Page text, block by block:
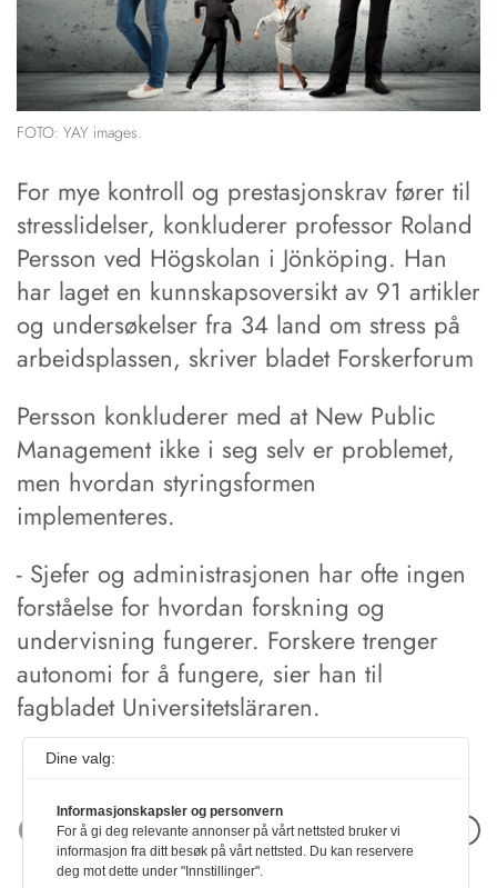
FOTO: YAY images.
For mye kontroll og prestasjonskrav fører til
stresslidelser, konkluderer professor Roland
Persson ved Högskolan i Jönköping. Han
har laget en kunnskapsoversikt av 91 artikler
og undersøkelser fra 34 land om stress på
arbeidsplassen, skriver bladet Forskerforum
Persson konkluderer med at New Public
Management ikke i seg selv er problemet,
men hvordan styringsformen
implementeres.
- Sjefer og administrasjonen har ofte ingen
forståelse for hvordan forskning og
undervisning fungerer. Forskere trenger
autonomi for å fungere, sier han til
fagbladet Universitetsläraren.
Neste artikkel
Dine valg:
Informasjonskapsler og personvern
For å gi deg relevante annonser på vårt nettsted bruker vi
informasjon fra ditt besøk på vårt nettsted. Du kan reservere
deg mot dette under "Innstillinger".